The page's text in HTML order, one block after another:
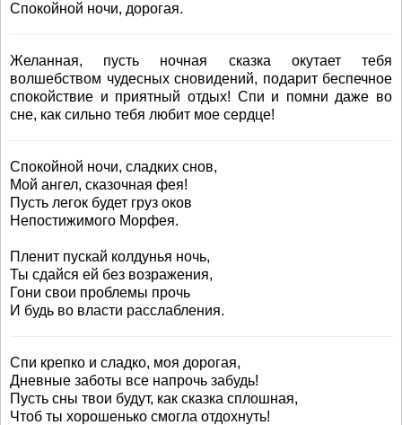
Спокойной ночи, дорогая.
Желанная, пусть ночная сказка окутает тебя
волшебством чудесных сновидений, подарит беспечное
спокойствие и приятный отдых! Спи и помни даже во
сне, как сильно тебя любит мое сердце!
Спокойной ночи, сладких снов,
Мой ангел, сказочная фея!
Пусть легок будет груз оков
Непостижимого Морфея.
Пленит пускай колдунья ночь,
Ты сдайся ей без возражения,
Гони свои проблемы прочь
И будь во власти расслабления.
Спи крепко и сладко, моя дорогая,
Дневные заботы все напрочь забудь!
Пусть сны твои будут, как сказка сплошная,
Чтоб ты хорошенько смогла отдохнуть!